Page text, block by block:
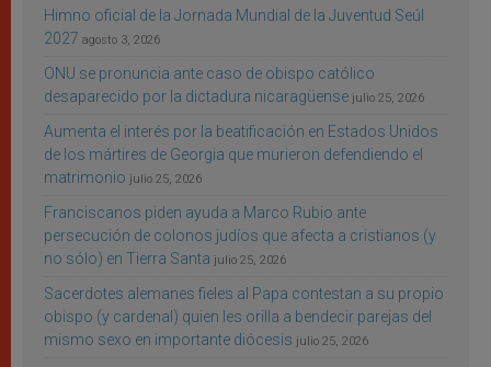
Himno oficial de la Jornada Mundial de la Juventud Seúl
2027 agosto 3, 2026
ONU se pronuncia ante caso de obispo católico
desaparecido por la dictadura nicaragüense julio 25, 2026
Aumenta el interés por la beatificación en Estados Unidos
de los mártires de Georgia que murieron defendiendo el
matrimonio julio 25, 2026
Franciscanos piden ayuda a Marco Rubio ante
persecución de colonos judíos que afecta a cristianos (y
no sólo) en Tierra Santa julio 25, 2026
Sacerdotes alemanes fieles al Papa contestan a su propio
obispo (y cardenal) quien les orilla a bendecir parejas del
mismo sexo en importante diócesis julio 25, 2026